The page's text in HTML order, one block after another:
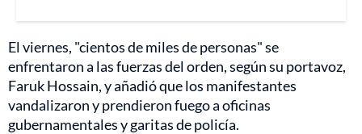
El viernes, "cientos de miles de personas" se
enfrentaron a las fuerzas del orden, según su portavoz,
Faruk Hossain, y añadió que los manifestantes
vandalizaron y prendieron fuego a oficinas
gubernamentales y garitas de policía.